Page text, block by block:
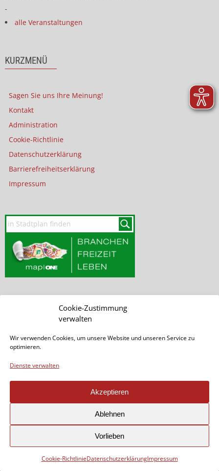
Cookie-Zustimmung
verwalten
Wir verwenden Cookies, um unsere Website und unseren Service zu
optimieren.
Dienste verwalten
Akzeptieren
Ablehnen
Vorlieben
Cookie-RichtlinieDatenschutzerklärungImpressum
-
alle Veranstaltungen
KURZMENÜ
Sagen Sie uns Ihre Meinung!
Kontakt
Administration
Cookie-Richtlinie
Datenschutzerklärung
Barrierefreiheitserklärung
Impressum
SEITE DURCHSUCHEN